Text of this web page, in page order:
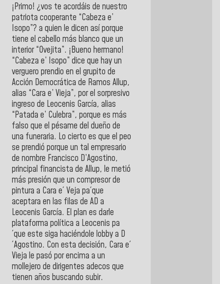
¡Primo! ¿vos te acordáis de nuestro
patriota cooperante “Cabeza e’
Isopo”? a quien le dicen así porque
tiene el cabello más blanco que un
interior “Ovejita”. ¡Bueno hermano!
“Cabeza e’ Isopo” dice que hay un
verguero prendio en el grupito de
Acción Democrática de Ramos Allup,
alias “Cara e’ Vieja”, por el sorpresivo
ingreso de Leocenis García, alias
“Patada e’ Culebra”, porque es más
falso que el pésame del dueño de
una funeraria. Lo cierto es que el peo
se prendió porque un tal empresario
de nombre Francisco D’Agostino,
principal financista de Allup, le metió
más presión que un compresor de
pintura a Cara e´ Veja pa´que
aceptara en las filas de AD a
Leocenis García. El plan es darle
plataforma política a Leocenis pa
´que este siga haciéndole lobby a D
´Agostino. Con esta decisión, Cara e´
Vieja le pasó por encima a un
mollejero de dirigentes adecos que
tienen años buscando subir.